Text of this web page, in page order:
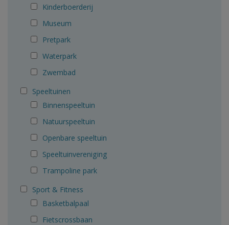
Kinderboerderij
Museum
Pretpark
Waterpark
Zwembad
Speeltuinen
Binnenspeeltuin
Natuurspeeltuin
Openbare speeltuin
Speeltuinvereniging
Trampoline park
Sport & Fitness
Basketbalpaal
Fietscrossbaan